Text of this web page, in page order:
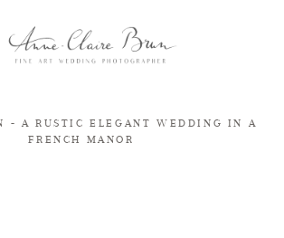
- A RUSTIC ELEGANT WEDDING IN A
FRENCH MANOR